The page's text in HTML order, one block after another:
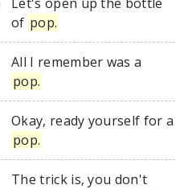
of pop.
All I remember was a
pop.
Okay, ready yourself for a
pop.
The trick is, you don't